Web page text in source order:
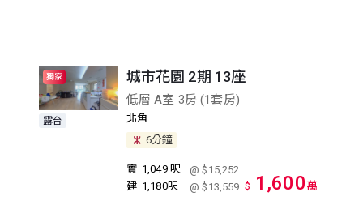
獨家
露台
城市花園 2期 13座
低層 A室 3房 (1套房)
北角
6分鐘
實 1,049 呎
@ $15,252
建 1,180呎 @ $13,559 $ 1,600萬